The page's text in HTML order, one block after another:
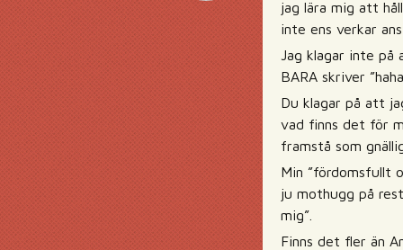
jag lära mig att
inte ens verkar
Jag klagar inte
BARA skriver
Du klagar på att
vad finns det för
framstå som
Min ”fördomsfullt
ju mothugg på
mig”.
Finns det fler än